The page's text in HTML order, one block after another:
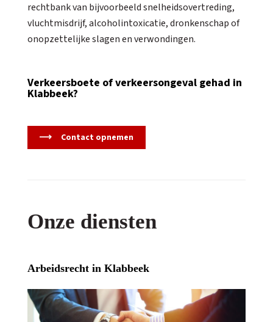
rechtbank van bijvoorbeeld snelheidsovertreding,
vluchtmisdrijf, alcoholintoxicatie, dronkenschap of
onopzettelijke slagen en verwondingen.
Verkeersboete of verkeersongeval gehad in
Klabbeek?
Contact opnemen
Onze diensten
Arbeidsrecht in Klabbeek